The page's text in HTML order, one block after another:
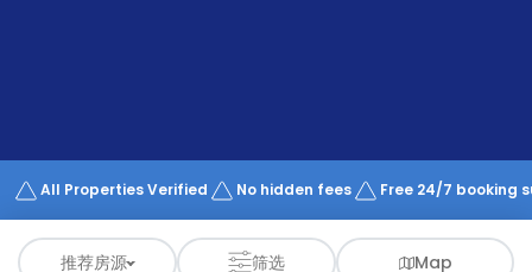
Works
All Properties Verified No hidden fees Free 24/7 booking
推荐房源 筛选 Map